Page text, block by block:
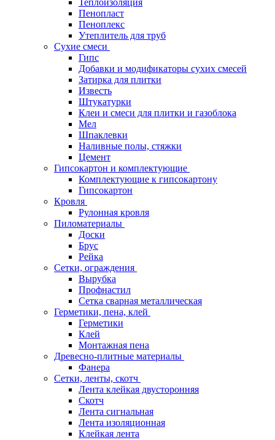
Теплоизоляция
Пенопласт
Пеноплекс
Утеплитель для труб
Сухие смеси
Гипс
Добавки и модификаторы сухих смесей
Затирка для плитки
Известь
Штукатурки
Клеи и смеси для плитки и газоблока
Мел
Шпаклевки
Наливные полы, стяжки
Цемент
Гипсокартон и комплектующие
Комплектующие к гипсокартону
Гипсокартон
Кровля
Рулонная кровля
Пиломатериалы
Доски
Брус
Рейка
Сетки, ограждения
Вырубка
Профнастил
Сетка сварная металлическая
Герметики, пена, клей
Герметики
Клей
Монтажная пена
Древесно-плитные материалы
Фанера
Сетки, ленты, скотч
Лента клейкая двусторонняя
Скотч
Лента сигнальная
Лента изоляционная
Клейкая лента